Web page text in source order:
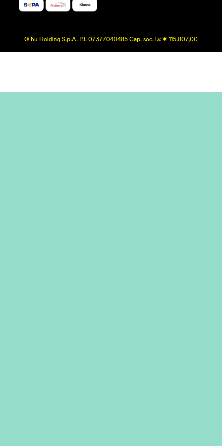
© hu Holding S.p.A. P.I. 07377040485 Cap. soc. i.v. € 115.807,00